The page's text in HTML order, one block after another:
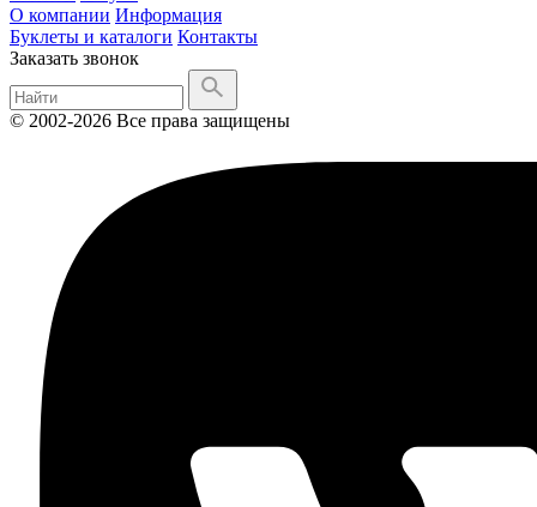
О компании Информация
Буклеты и каталоги Контакты
Заказать звонок
© 2002-2026 Все права защищены